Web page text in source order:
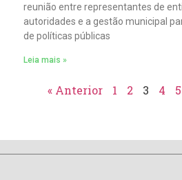
reunião entre representantes de
autoridades e a gestão municipal
de políticas públicas
Leia mais »
« Anterior 1 2 3 4 5